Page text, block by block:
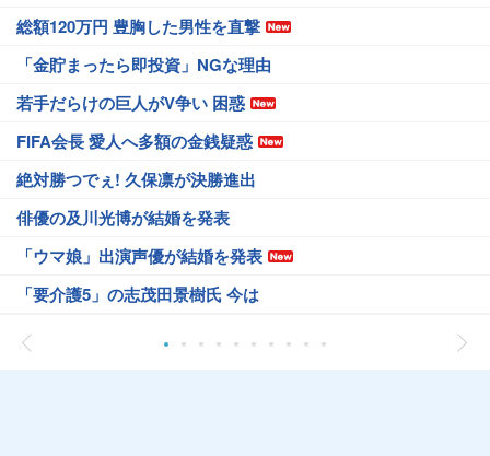
総額120万円 豊胸した男性を直撃
「金貯まったら即投資」NGな理由
若手だらけの巨人がV争い 困惑
FIFA会長 愛人へ多額の金銭疑惑
絶対勝つでぇ! 久保凛が決勝進出
俳優の及川光博が結婚を発表
「ウマ娘」出演声優が結婚を発表
「要介護5」の志茂田景樹氏 今は